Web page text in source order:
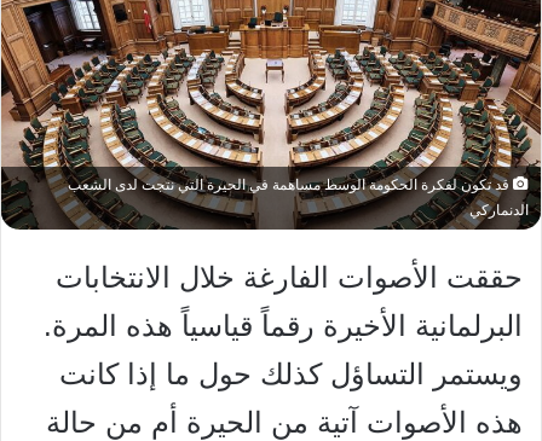
قد تكون لفكرة الحكومة الوسط مساهمة في الحيرة التي نتجت لدى الشعب
الدنماركي
حققت الأصوات الفارغة خلال الانتخابات
البرلمانية الأخيرة رقماً قياسياً هذه المرة.
ويستمر التساؤل كذلك حول ما إذا كانت
هذه الأصوات آتية من الحيرة أم من حالة